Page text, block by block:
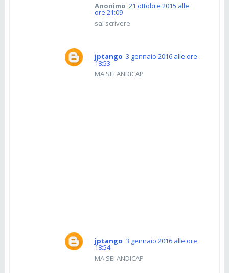
Anonimo 21 ottobre 2015 alle
ore 21:09
sai scrivere
jptango 3 gennaio 2016 alle ore
18:53
MA SEI ANDICAP
jptango 3 gennaio 2016 alle ore
18:54
MA SEI ANDICAP